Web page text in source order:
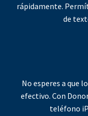
rápidamente.
de
No esperes a que
efectivo. Con
teléfono